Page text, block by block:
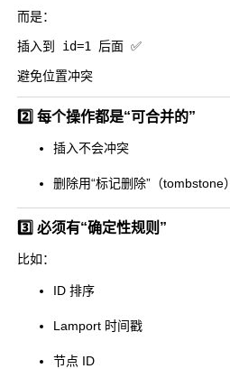
而是：
避免位置冲突
2️⃣ 每个操作都是“可合并的”
插入不会冲突
删除用“标记删除”（tombstone）
3️⃣ 必须有“确定性规则”
比如：
ID 排序
Lamport 时间戳
节点 ID